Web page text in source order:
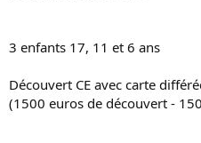
3 enfants 17, 11 et 6 ans
Découvert CE avec carte
(1500 euros de découvert -